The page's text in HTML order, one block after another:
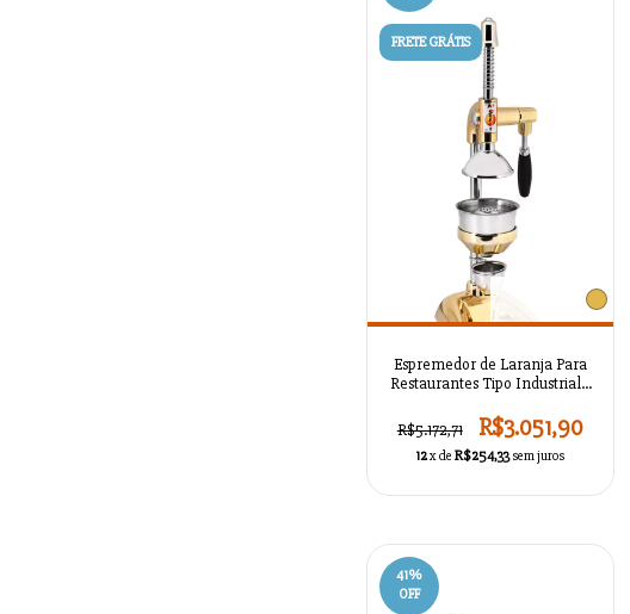
FRETE GRÁTIS
Espremedor de Laranja Para
Restaurantes Tipo Industrial -
R$5.172,71
R$3.051,90
12x deR$254,33sem juros
41%
OFF